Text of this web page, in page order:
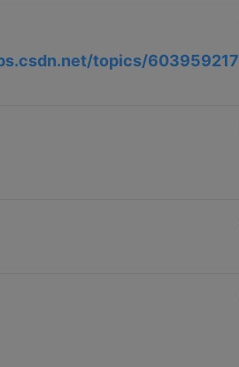
topics/603959217